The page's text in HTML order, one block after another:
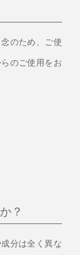
のため、ご使
のご使用をお
？
分は全く異な